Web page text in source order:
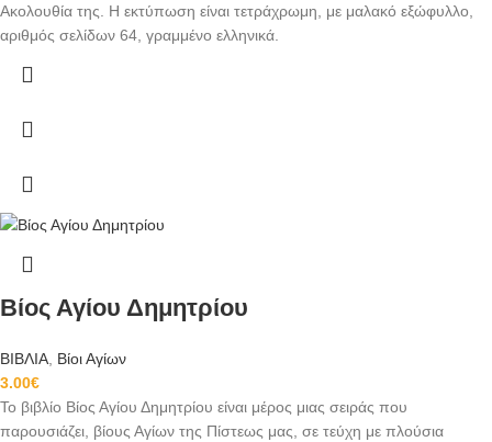
Ακολουθία της. Η εκτύπωση είναι τετράχρωμη, με μαλακό εξώφυλλο,
αριθμός σελίδων 64, γραμμένο ελληνικά.
Βίος Αγίου Δημητρίου
ΒΙΒΛΙΑ Βίοι Αγίων
3.00€
Το βιβλίο Βίος Αγίου Δημητρίου είναι μέρος μιας σειράς που
παρουσιάζει, βίους Αγίων της Πίστεως μας, σε τεύχη με πλούσια